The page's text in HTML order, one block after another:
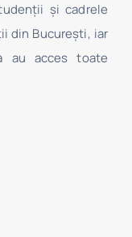
şi cadrele
din București, iar
au acces toate